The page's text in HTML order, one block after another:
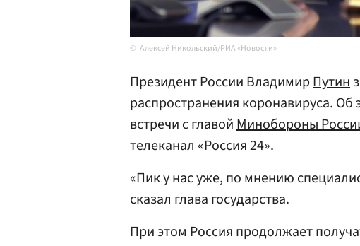
Алексей Никольский/РИА «Новости»
Президент России ВладимирПутин
распространения коронавируса. Об
встречи с главойМинобороны
телеканал «Россия 24».
«Пик у нас уже, по мнению
сказал глава государства.
При этом Россия продолжает